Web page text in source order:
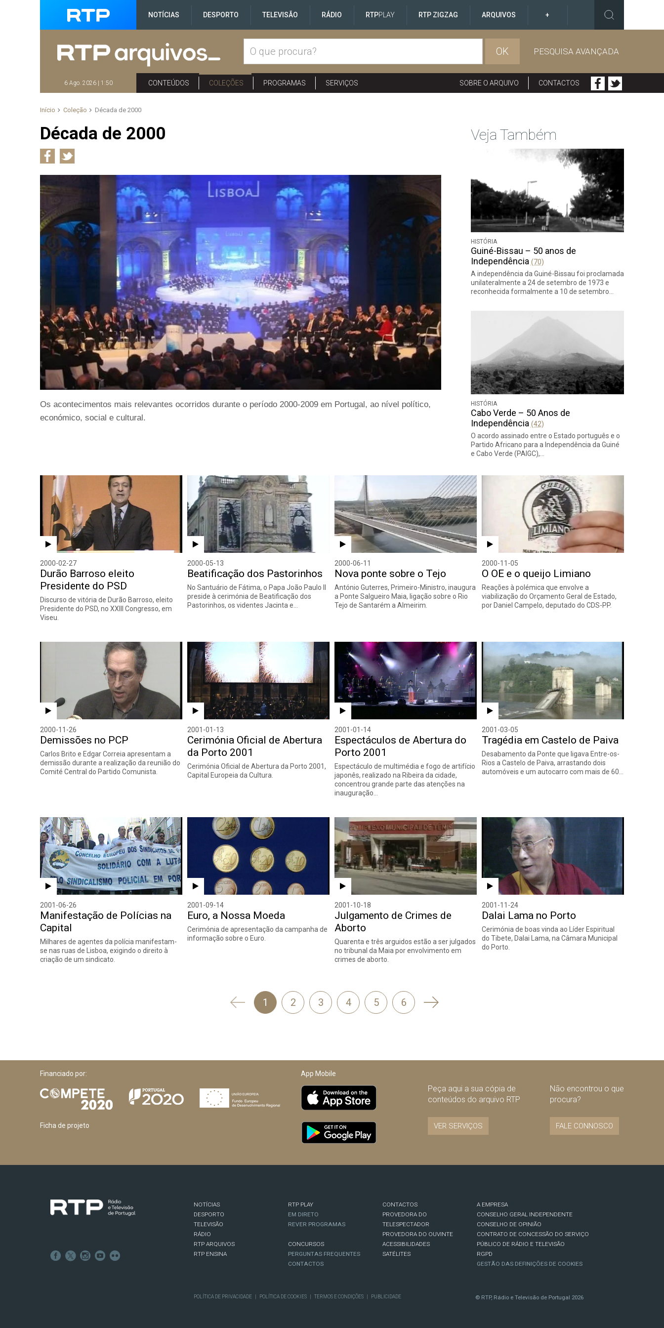
NOTÍCIAS DESPORTO TELEVISÃO RÁDIO RTPPLAY RTP ZIGZAG ARQUIVOS +
OK PESQUISA AVANÇADA
6 Ago. 2026 | 1:50 CONTEÚDOS COLEÇÕES PROGRAMAS SERVIÇOS SOBRE O ARQUIVO CONTACTOS
Início Coleção Década de 2000
Década de 2000
Os acontecimentos mais relevantes ocorridos durante o período 2000-2009 em Portugal, ao nível político,
económico, social e cultural.
2000-02-27
Durão Barroso eleito
Presidente do PSD
Discurso de vitória de Durão Barroso, eleito
Presidente do PSD, no XXIII Congresso, em
Viseu.
2000-05-13
Beatificação dos Pastorinhos
No Santuário de Fátima, o Papa João Paulo II
preside à cerimónia de Beatificação dos
Pastorinhos, os videntes Jacinta e…
2000-06-11
Nova ponte sobre o Tejo
António Guterres, Primeiro-Ministro, inaugura
a Ponte Salgueiro Maia, ligação sobre o Rio
Tejo de Santarém a Almeirim.
2000-11-05
O OE e o queijo Limiano
Reações à polémica que envolve a
viabilização do Orçamento Geral de Estado,
por Daniel Campelo, deputado do CDS-PP.
2000-11-26
Demissões no PCP
Carlos Brito e Edgar Correia apresentam a
demissão durante a realização da reunião do
Comité Central do Partido Comunista.
2001-01-13
Cerimónia Oficial de Abertura
da Porto 2001
Cerimónia Oficial de Abertura da Porto 2001,
Capital Europeia da Cultura.
2001-01-14
Espectáculos de Abertura do
Porto 2001
Espectáculo de multimédia e fogo de artifício
japonês, realizado na Ribeira da cidade,
concentrou grande parte das atenções na
inauguração…
2001-03-05
Tragédia em Castelo de Paiva
Desabamento da Ponte que ligava Entre-os-
Rios a Castelo de Paiva, arrastando dois
automóveis e um autocarro com mais de 60…
2001-06-26
Manifestação de Polícias na
Capital
Milhares de agentes da polícia manifestam-
se nas ruas de Lisboa, exigindo o direito à
criação de um sindicato.
2001-09-14
Euro, a Nossa Moeda
Cerimónia de apresentação da campanha de
informação sobre o Euro.
2001-10-18
Julgamento de Crimes de
Aborto
Quarenta e três arguidos estão a ser julgados
no tribunal da Maia por envolvimento em
crimes de aborto.
2001-11-24
Dalai Lama no Porto
Cerimónia de boas vinda ao Líder Espiritual
do Tibete, Dalai Lama, na Câmara Municipal
do Porto.
'
1 2 3 4 5 6 Seguinte
Veja Também
HISTÓRIA
Guiné-Bissau – 50 anos de
Independência (70)
A independência da Guiné-Bissau foi proclamada
unilateralmente a 24 de setembro de 1973 e
reconhecida formalmente a 10 de setembro…
HISTÓRIA
Cabo Verde – 50 Anos de
Independência (42)
O acordo assinado entre o Estado português e o
Partido Africano para a Independência da Guiné
e Cabo Verde (PAIGC),…
Financiado por:
Ficha de projeto
App Mobile
Peça aqui a sua cópia de
conteúdos do arquivo RTP
VER SERVIÇOS
Não encontrou o que
procura?
FALE CONNOSCO
NOTÍCIAS
DESPORTO
TELEVISÃO
RÁDIO
RTP ARQUIVOS
RTP ENSINA
RTP PLAY
EM DIRETO
REVER PROGRAMAS
CONCURSOS
PERGUNTAS FREQUENTES
CONTACTOS
CONTACTOS
PROVEDORA DO
TELESPECTADOR
PROVEDORA DO OUVINTE
ACESSIBILIDADES
SATÉLITES
A EMPRESA
CONSELHO GERAL INDEPENDENTE
CONSELHO DE OPINIÃO
CONTRATO DE CONCESSÃO DO SERVIÇO
PÚBLICO DE RÁDIO E TELEVISÃO
RGPD
GESTÃO DAS DEFINIÇÕES DE COOKIES
POLÍTICA DE PRIVACIDADE POLÍTICA DE COOKIES TERMOS E CONDIÇÕES PUBLICIDADE © RTP, Rádio e Televisão de Portugal 2026